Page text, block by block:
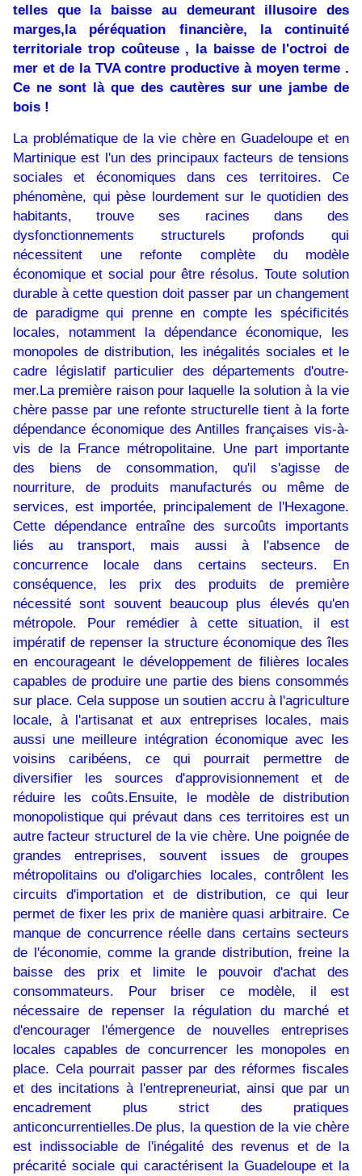
telles que la baisse au demeurant illusoire des
marges,la péréquation financière, la continuité
territoriale trop coûteuse , la baisse de l'octroi de
mer et de la TVA contre productive à moyen terme .
Ce ne sont là que des cautères sur une jambe de
bois !
La problématique de la vie chère en Guadeloupe et en
Martinique est l'un des principaux facteurs de tensions
sociales et économiques dans ces territoires. Ce
phénomène, qui pèse lourdement sur le quotidien des
habitants, trouve ses racines dans des
dysfonctionnements structurels profonds qui
nécessitent une refonte complète du modèle
économique et social pour être résolus. Toute solution
durable à cette question doit passer par un changement
de paradigme qui prenne en compte les spécificités
locales, notamment la dépendance économique, les
monopoles de distribution, les inégalités sociales et le
cadre législatif particulier des départements d'outre-
mer.La première raison pour laquelle la solution à la vie
chère passe par une refonte structurelle tient à la forte
dépendance économique des Antilles françaises vis-à-
vis de la France métropolitaine. Une part importante
des biens de consommation, qu'il s'agisse de
nourriture, de produits manufacturés ou même de
services, est importée, principalement de l'Hexagone.
Cette dépendance entraîne des surcoûts importants
liés au transport, mais aussi à l'absence de
concurrence locale dans certains secteurs. En
conséquence, les prix des produits de première
nécessité sont souvent beaucoup plus élevés qu'en
métropole. Pour remédier à cette situation, il est
impératif de repenser la structure économique des îles
en encourageant le développement de filières locales
capables de produire une partie des biens consommés
sur place. Cela suppose un soutien accru à l'agriculture
locale, à l'artisanat et aux entreprises locales, mais
aussi une meilleure intégration économique avec les
voisins caribéens, ce qui pourrait permettre de
diversifier les sources d'approvisionnement et de
réduire les coûts.Ensuite, le modèle de distribution
monopolistique qui prévaut dans ces territoires est un
autre facteur structurel de la vie chère. Une poignée de
grandes entreprises, souvent issues de groupes
métropolitains ou d'oligarchies locales, contrôlent les
circuits d'importation et de distribution, ce qui leur
permet de fixer les prix de manière quasi arbitraire. Ce
manque de concurrence réelle dans certains secteurs
de l'économie, comme la grande distribution, freine la
baisse des prix et limite le pouvoir d'achat des
consommateurs. Pour briser ce modèle, il est
nécessaire de repenser la régulation du marché et
d'encourager l'émergence de nouvelles entreprises
locales capables de concurrencer les monopoles en
place. Cela pourrait passer par des réformes fiscales
et des incitations à l'entrepreneuriat, ainsi que par un
encadrement plus strict des pratiques
anticoncurrentielles.De plus, la question de la vie chère
est indissociable de l'inégalité des revenus et de la
précarité sociale qui caractérisent la Guadeloupe et la